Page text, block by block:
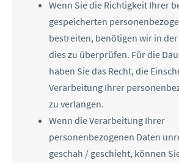
Wenn Sie die Richtigkeit Ihrer
gespeicherten
bestreiten, benötigen wir in der
dies zu überprüfen. Für die
haben Sie das Recht, die
Verarbeitung Ihrer
zu verlangen.
Wenn die Verarbeitung Ihrer
personenbezogenen Daten
geschah / geschieht, können